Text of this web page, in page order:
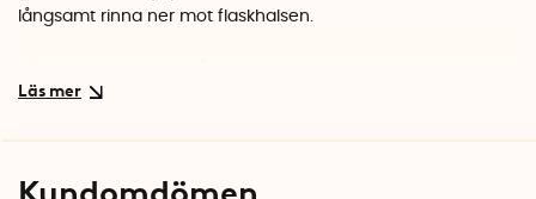
långsamt rinna ner mot flaskhalsen.
flaskan (med flaskhållaren) och använda den som vanligt.